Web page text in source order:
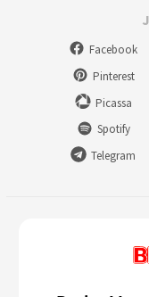
Facebook
Pinterest
Picassa
Spotify
Telegram